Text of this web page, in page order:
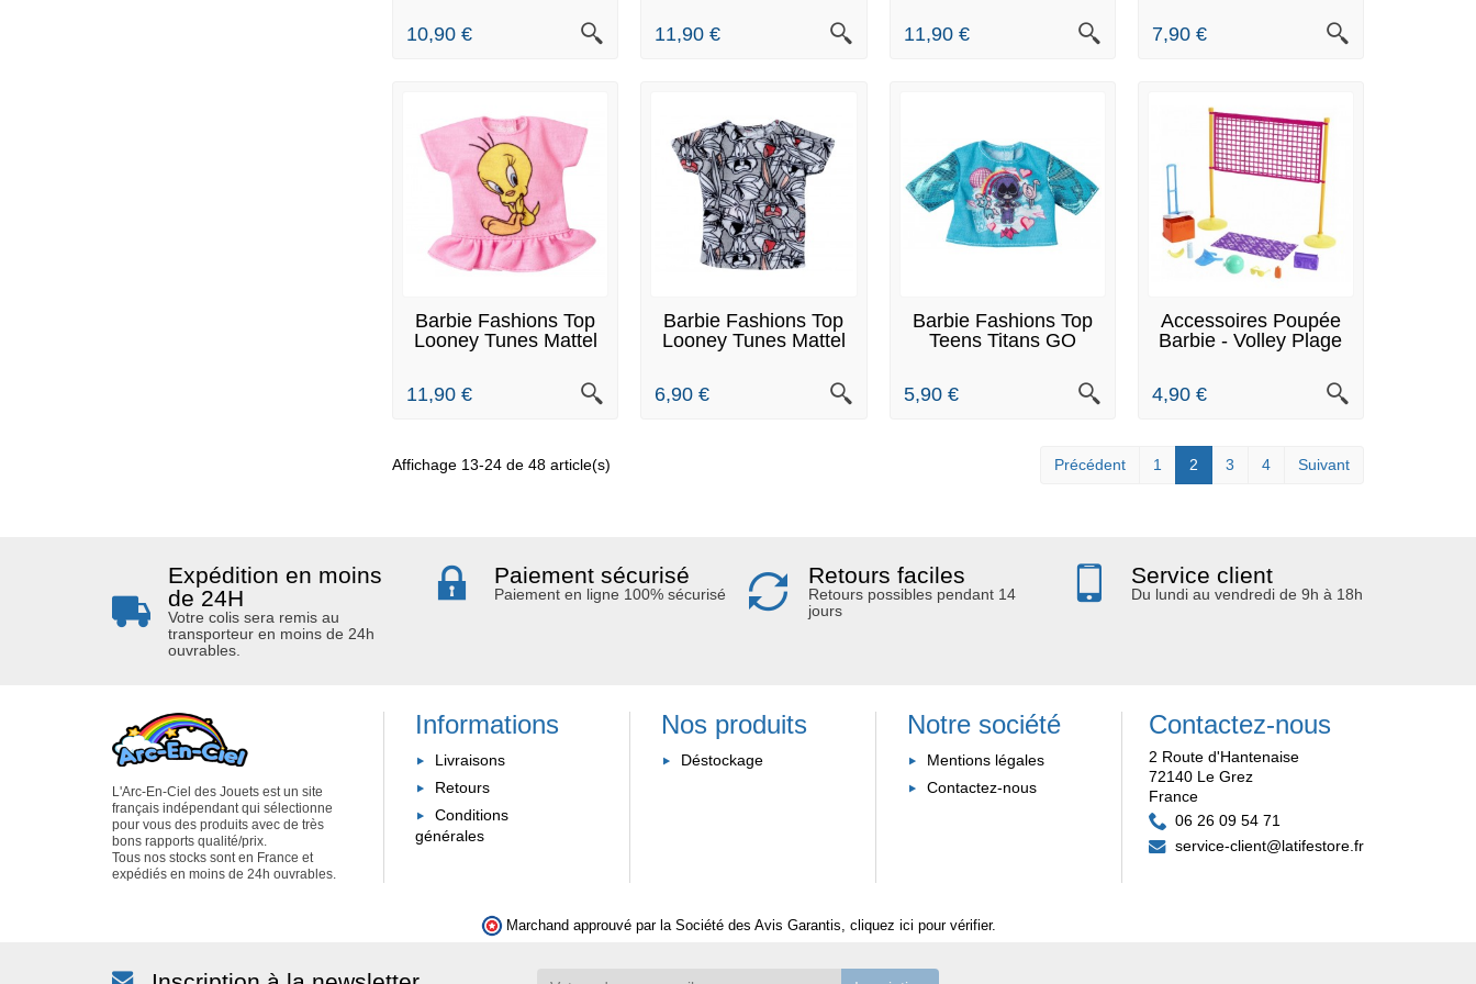
10,90 €
11,90 €
11,90 €
7,90 €
EN STOCK
Barbie Fashions Top
Looney Tunes Mattel
11,90 €
EN STOCK
Barbie Fashions Top
Looney Tunes Mattel
6,90 €
DERNIERS ARTICLES EN
STOCK
Barbie Fashions Top
Teens Titans GO
5,90 €
DERNIERS ARTICLES EN
STOCK
Accessoires Poupée
Barbie - Volley Plage
4,90 €
Affichage 13-24 de 48 article(s) Précédent 1 2 3 4 Suivant
Expédition en moins
de 24H
Votre colis sera remis au
transporteur en moins de 24h
ouvrables.
Paiement sécurisé
Paiement en ligne 100% sécurisé
Retours faciles
Retours possibles pendant 14
jours
Service client
Du lundi au vendredi de 9h à 18h
L'Arc-En-Ciel des Jouets est un site
français indépendant qui sélectionne
pour vous des produits avec de très
bons rapports qualité/prix.
Tous nos stocks sont en France et
expédiés en moins de 24h ouvrables.
Informations
Livraisons
Retours
Conditions
générales
Nos produits
Déstockage
Notre société
Mentions légales
Contactez-nous
Contactez-nous
2 Route d'Hantenaise
72140 Le Grez
France
06 26 09 54 71
service-client@latifestore.fr
Marchand approuvé par la Société des Avis Garantis, cliquez ici pour vérifier.